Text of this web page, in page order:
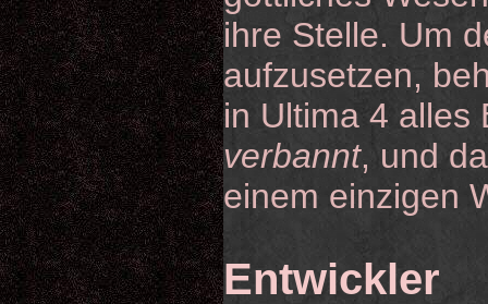
ihre Stelle. Um
aufzusetzen,
in Ultima 4 alles
verbannt, und
einem einzigen
Entwickler